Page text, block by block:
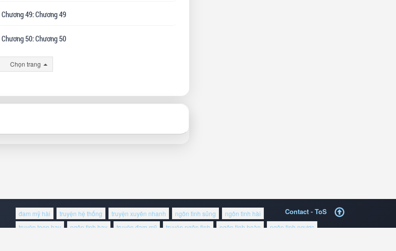
Chương49: Chương 49
Chương 50: Chương 50
Chọn trang
Contact - ToS
đam mỹ hài truyện hệ thống truyện xuyên nhanh ngôn tình sủng
ngôn tình hài
truyện teen hay
ngôn tình hay truyện đam mỹ truyện ngôn tình ngôn tình hoàn
ngôn tình ngược